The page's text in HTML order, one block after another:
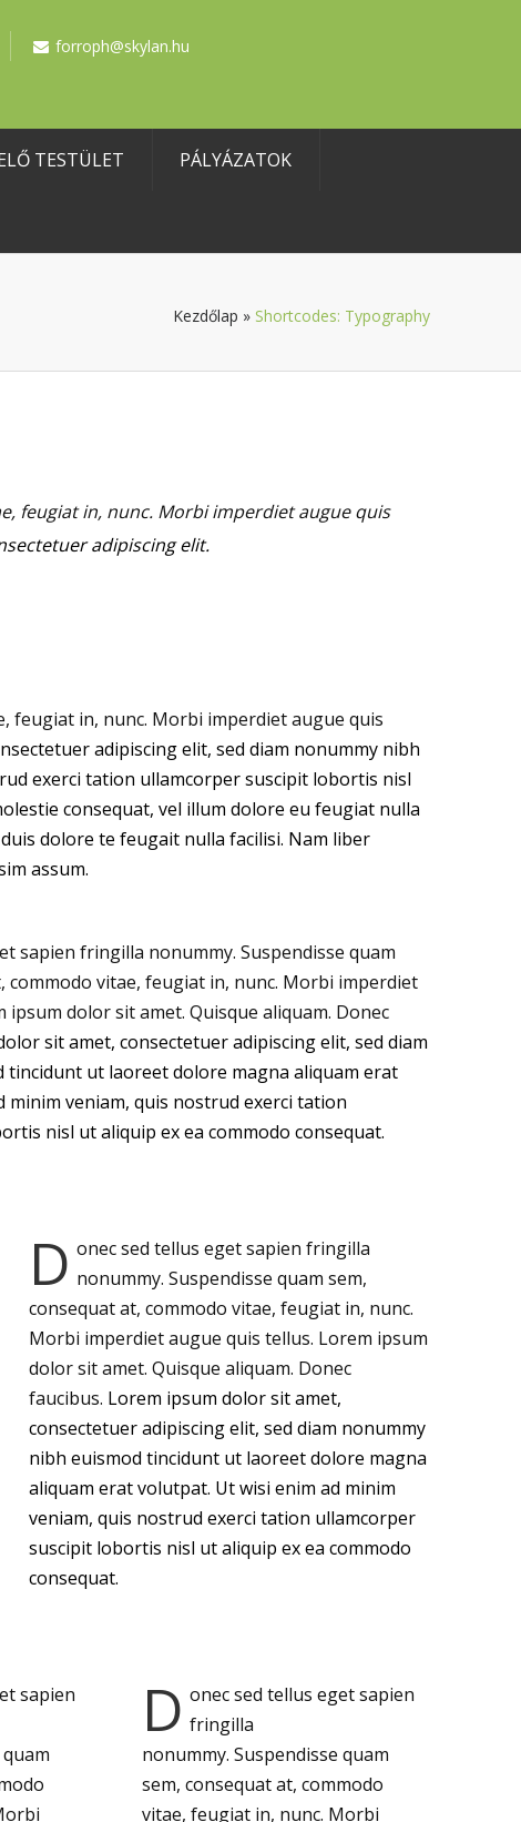
forroph@skylan.hu
TESTÜLET PÁLYÁZATOK
Kezdőlap » Shortcodes: Typography
feugiat in, nunc. Morbi imperdiet augue quis
adipiscing elit.
feugiat in, nunc. Morbi imperdiet augue quis
adipiscing elit, sed diam nonummy nibh
exerci tation ullamcorper suscipit lobortis nisl
consequat, vel illum dolore eu feugiat nulla
dolore te feugait nulla facilisi. Nam liber
assum.
sapien fringilla nonummy. Suspendisse quam
commodo vitae, feugiat in, nunc. Morbi imperdiet
ipsum dolor sit amet. Quisque aliquam. Donec
sit amet, consectetuer adipiscing elit, sed diam
tincidunt ut laoreet dolore magna aliquam erat
minim veniam, quis nostrud exerci tation
nisl ut aliquip ex ea commodo consequat.
D onec sed tellus eget sapien fringilla
nonummy. Suspendisse quam sem,
consequat at, commodo vitae, feugiat in, nunc.
Morbi imperdiet augue quis tellus. Lorem ipsum
dolor sit amet. Quisque aliquam. Donec
faucibus. Lorem ipsum dolor sit amet,
consectetuer adipiscing elit, sed diam nonummy
nibh euismod tincidunt ut laoreet dolore magna
aliquam erat volutpat. Ut wisi enim ad minim
veniam, quis nostrud exerci tation ullamcorper
suscipit lobortis nisl ut aliquip ex ea commodo
consequat.
sapien
D onec sed tellus eget sapien
fringilla
nonummy.Suspendisse quam
sem, consequat at, commodo
vitae, feugiat in, nunc. Morbi